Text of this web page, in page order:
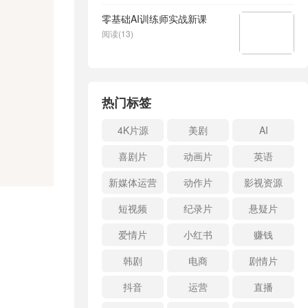
零基础AI训练师实战新课
阅读(13)
热门标签
4K片源 美剧
AI
喜剧片
动画片
英语
新媒体运营
动作片
影视资源
短视频
纪录片
悬疑片
爱情片
小红书
赚钱
韩剧
电商
剧情片
抖音
运营
直播